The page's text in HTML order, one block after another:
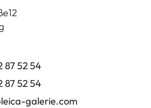
87 52 54
87 52 54
galerie.com